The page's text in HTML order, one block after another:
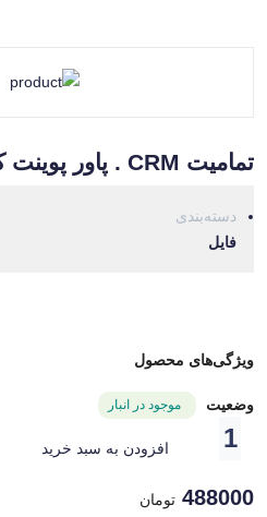
تمامیت CRM . پاور پوینت کد 128
دسته‌بندی
فایل
ویژگی‌های محصول
وضعیت موجود در انبار
افزودن به سبد خرید
488000 تومان